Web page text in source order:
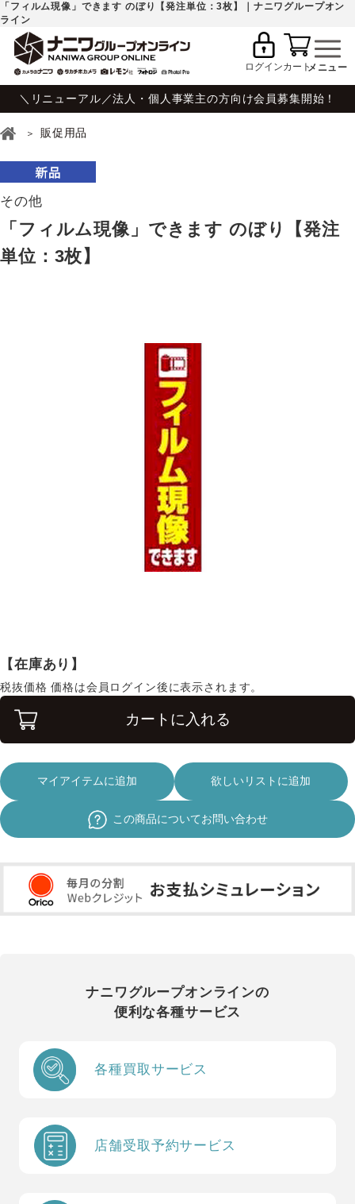
「フィルム現像」できます のぼり【発注単位：3枚】｜ナニワグループオン
ライン
ログインカート
＼リニューアル／法人・個人事業主の方向け会員募集開始！
販促用品
その他
「フィルム現像」できます のぼり【発注
単位：3枚】
【在庫あり】
税抜価格 価格は会員ログイン後に表示されます。
カートに入れる
マイアイテムに追加 欲しいリストに追加
この商品についてお問い合わせ
ナニワグループオンラインの
便利な各種サービス
各種買取サービス
店舗受取予約サービス